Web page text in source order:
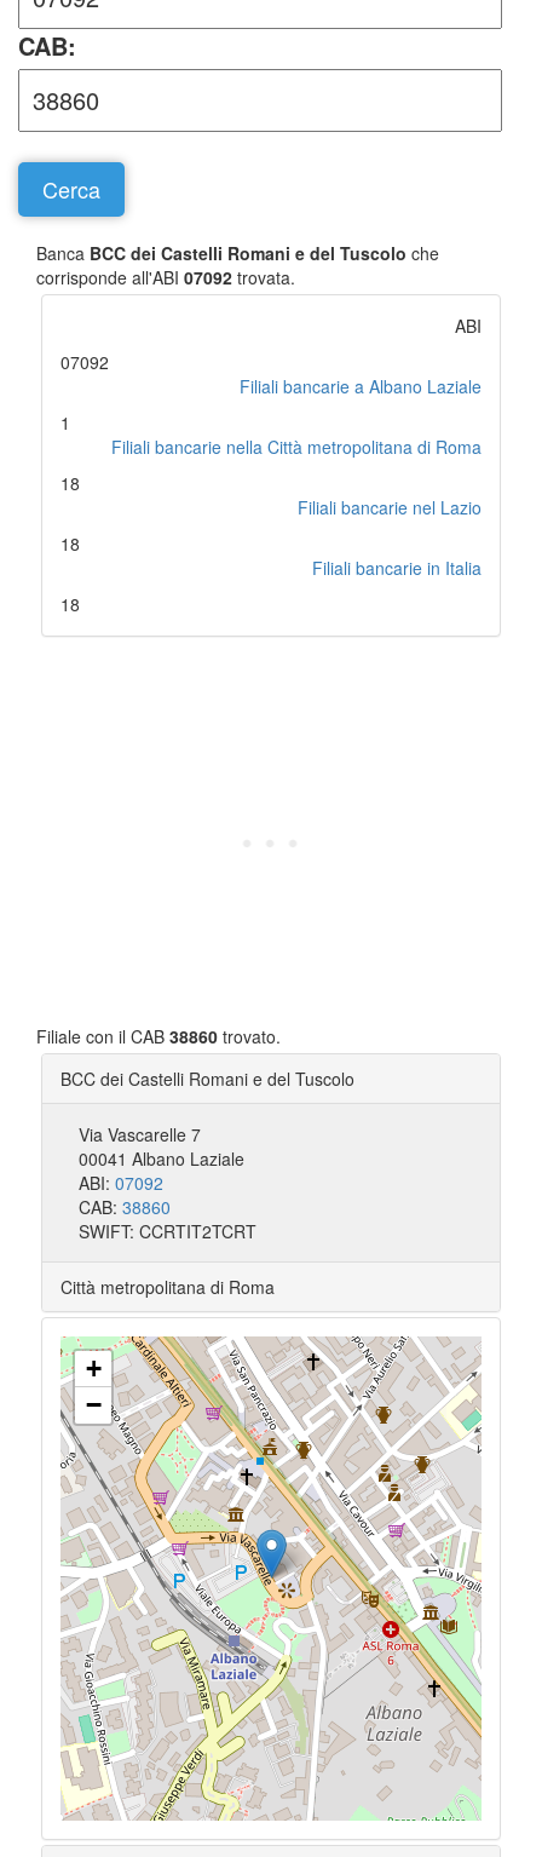
CAB:
Banca BCC dei Castelli Romani e del Tuscolo che
corrisponde all'ABI 07092 trovata.
ABI
07092
Filiali bancarie a Albano Laziale
1
Filiali bancarie nella Città metropolitana di Roma
18
Filiali bancarie nel Lazio
18
Filiali bancarie in Italia
18
Filiale con il CAB 38860 trovato.
BCC dei Castelli Romani e del Tuscolo
Via Vascarelle 7
00041 Albano Laziale
ABI: 07092
CAB: 38860
SWIFT: CCRTIT2TCRT
Città metropolitana di Roma
+
−